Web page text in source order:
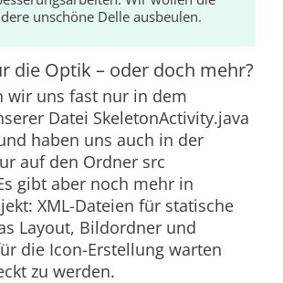
unschöne Delle ausbeulen.
die Optik – oder doch mehr?
wir uns fast nur in dem
Datei SkeletonActivity.java
haben uns auch in der
auf den Ordner src
gibt aber noch mehr in
XML-Dateien für statische
Layout, Bildordner und
die Icon-Erstellung warten
zu werden.